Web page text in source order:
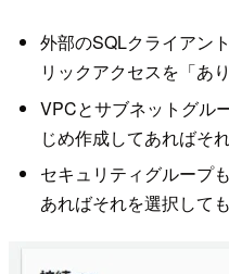
外部のSQLクライアン
リックアクセスを「あ
VPCとサブネットグル
じめ作成してあればそ
セキュリティグループ
あればそれを選択して